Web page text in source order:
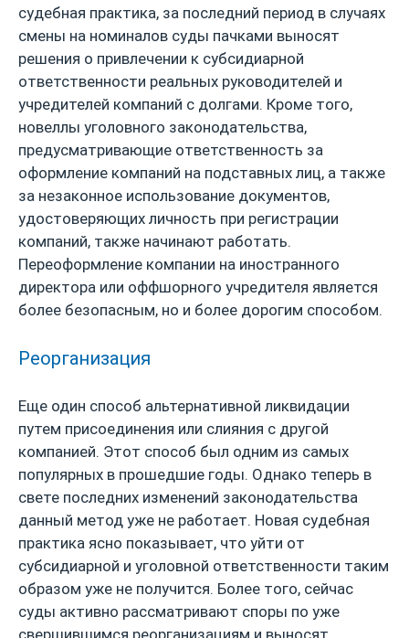
судебная практика, за последний период в случаях
смены на номиналов суды пачками выносят
решения о привлечении к субсидиарной
ответственности реальных руководителей и
учредителей компаний с долгами. Кроме того,
новеллы уголовного законодательства,
предусматривающие ответственность за
оформление компаний на подставных лиц, а также
за незаконное использование документов,
удостоверяющих личность при регистрации
компаний, также начинают работать.
Переоформление компании на иностранного
директора или оффшорного учредителя является
более безопасным, но и более дорогим способом.
Реорганизация
Еще один способ альтернативной ликвидации
путем присоединения или слияния с другой
компанией. Этот способ был одним из самых
популярных в прошедшие годы. Однако теперь в
свете последних изменений законодательства
данный метод уже не работает. Новая судебная
практика ясно показывает, что уйти от
субсидиарной и уголовной ответственности таким
образом уже не получится. Более того, сейчас
суды активно рассматривают споры по уже
свершившимся реорганизациям и выносят